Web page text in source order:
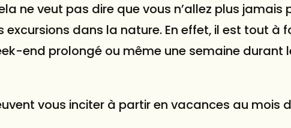
ne veut pas dire que vous n’allez plus jamais
dans la nature. En effet, il est tout à
end prolongé ou même une semaine durant
vous inciter à partir en vacances au mois